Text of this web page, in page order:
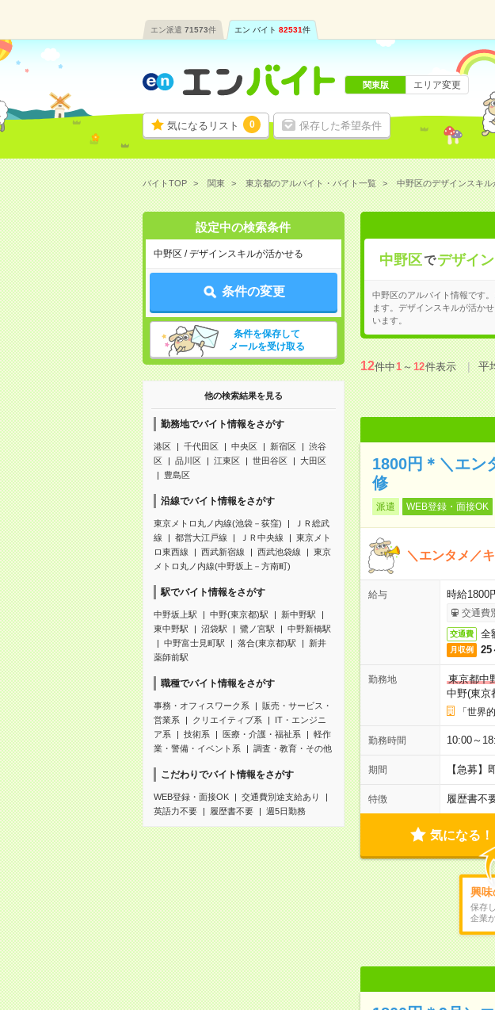
エン派遣 71573件 エン バイト 82531件
気になるリスト 0 保存した希望条件
関東版 エリア変更
バイトTOP 関東 東京都のアルバイト・バイト一覧 中野区のデザインスキ
設定中の検索条件
中野区 / デザインスキルが活かせる
条件の変更
条件を保存して
メールを受け取る
他の検索結果を見る
勤務地でバイト情報をさがす
港区 千代田区 中央区 新宿区
渋谷
区
品川区 江東区 世田谷区
大田区
豊島区
沿線でバイト情報をさがす
東京メトロ丸ノ内線(池袋－荻窪)
ＪＲ総武
線
都営大江戸線 ＪＲ中央線
東京メト
ロ東西線
西武新宿線 西武池袋線
東京
メトロ丸ノ内線(中野坂上－方南町)
駅でバイト情報をさがす
中野坂上駅 中野(東京都)駅
新中野駅
東中野駅
沼袋駅 鷺ノ宮駅
中野新橋駅
中野富士見町駅
落合(東京都)駅
新井
薬師前駅
職種でバイト情報をさがす
事務・オフィスワーク系
販売・サービス・
営業系
クリエイティブ系
IT・エンジニ
ア系
技術系 医療・介護・福祉系
軽作
業・警備・イベント系
調査・教育・その他
こだわりでバイト情報をさがす
WEB登録・面接OK
交通費別途支給あり
英語力不要
履歴書不要 週5日勤務
中野区で デザイ
中野区のアルバイト情報です。
ます。デザインスキルが活かせ
います。
12件中1～12件表示 平
1800円＊＼エン
修
派遣 WEB登録・面接OK
＼エンタメ／
給与 時給1800
交通費
交通費 全
月収例 25
勤務地
東京都中
中野(東京
「世界
勤務時間 10:00～
期間 【急募
特徴 履歴書不
気になる！
興味
保存
企業